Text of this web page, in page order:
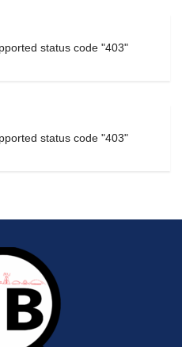
status code "403"
status code "403"